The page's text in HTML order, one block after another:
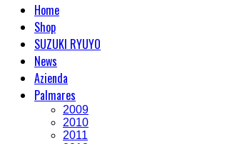
Home
Shop
SUZUKI RYUYO
News
Azienda
Palmares
2009
2010
2011